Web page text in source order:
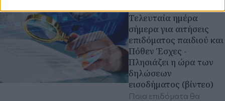
Τελευταία ημέρα
σήμερα για αιτήσεις
επιδόματος παιδιού και
Πόθεν Έσχες -
Πλησιάζει η ώρα των
δηλώσεων
εισοδήματος (βίντεο)
Ποια επιδόματα θα